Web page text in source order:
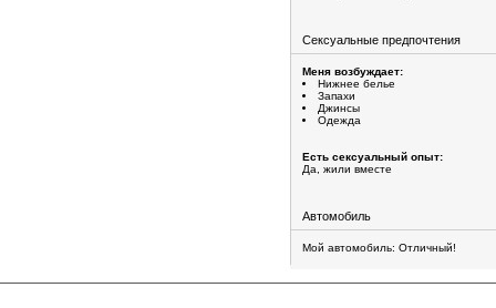
Сексуальные предпочтения
Меня возбуждает:
Нижнее белье
Запахи
Джинсы
Одежда
Есть сексуальный опыт:
Да, жили вместе
Автомобиль
Мой автомобиль: Отличный!